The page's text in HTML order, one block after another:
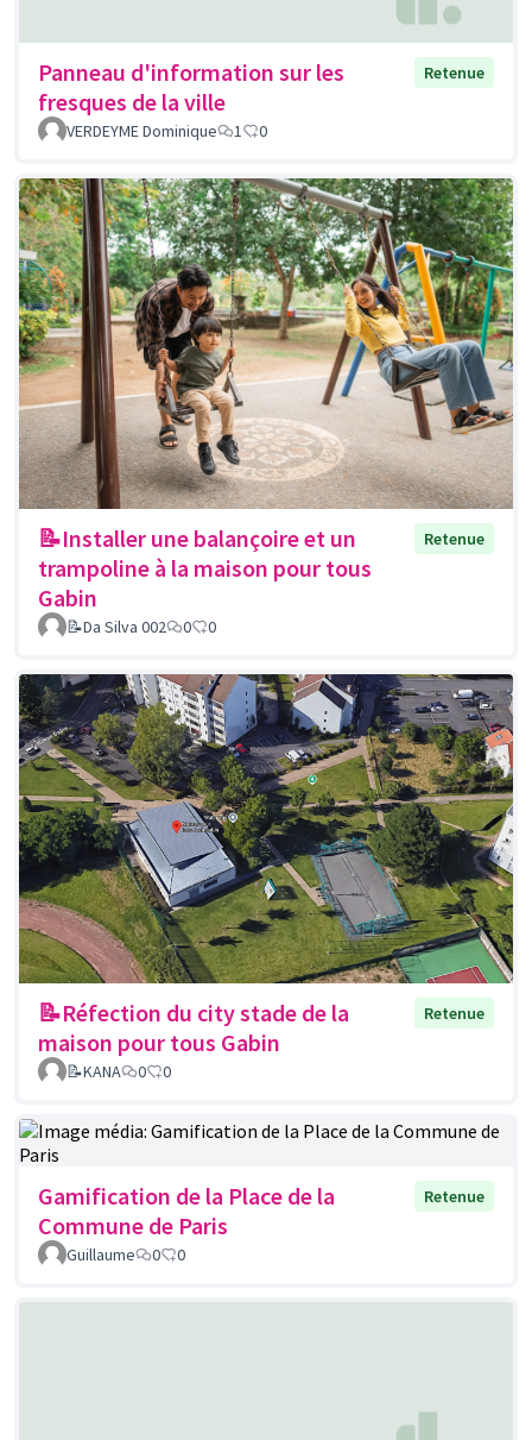
Panneau d'information sur les
fresques de la ville
Retenue
VERDEYME Dominique 1 0
📝Installer une balançoire et un
trampoline à la maison pour tous
Gabin
Retenue
📝Da Silva 002 0 0
📝Réfection du city stade de la
maison pour tous Gabin
Retenue
📝KANA 0 0
Gamification de la Place de la
Commune de Paris
Retenue
Guillaume 0 0